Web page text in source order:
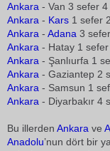
Ankara - Van 3 sefer
Ankara - Kars 1 sefer
Ankara - Adana 3
Ankara - Hatay 1
Ankara - Şanlıurfa 1
Ankara - Gaziantep 2
Ankara - Samsun 1
Ankara - Diyarbakır 4
Bu illerden Ankara ve
Anadolu’nun dört bir